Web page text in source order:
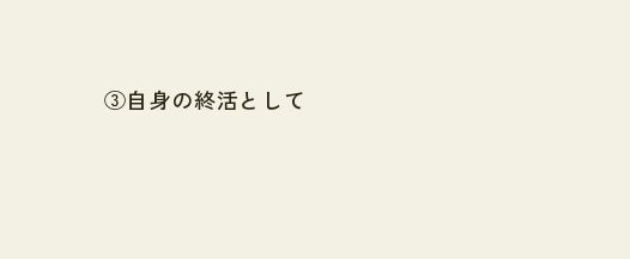
③自身の終活として